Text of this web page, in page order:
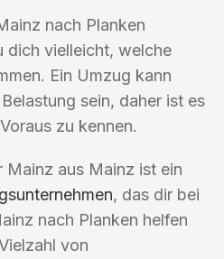
nach Planken
dich vielleicht, welche
Ein Umzug kann
sein, daher ist es
zu kennen.
Mainz aus Mainz ist ein
, das dir bei
nach Planken helfen
von